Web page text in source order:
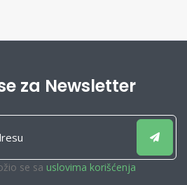
za Newsletter
se sa uslovima korišćenja